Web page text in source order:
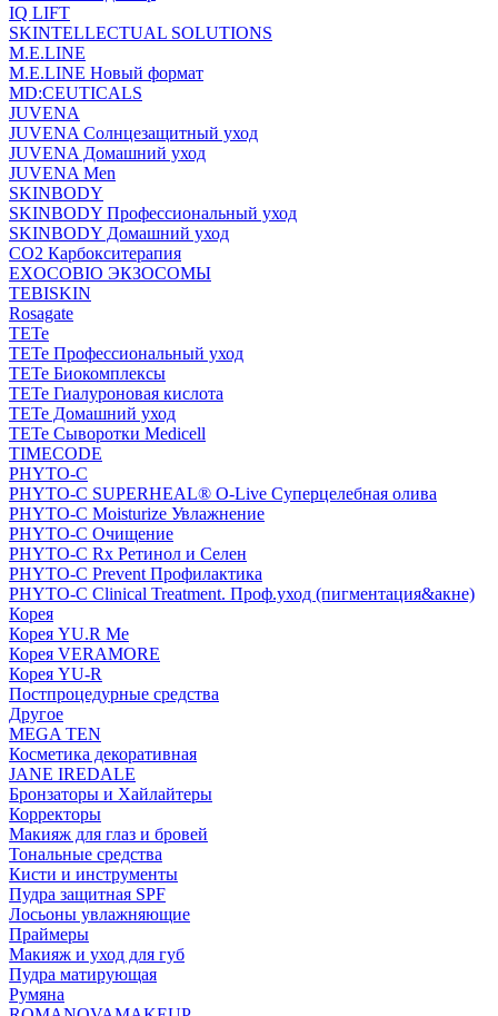
IQ LIFT
SKINTELLECTUAL SOLUTIONS
M.E.LINE
M.E.LINE Новый формат
MD:CEUTICALS
JUVENA
JUVENA Солнцезащитный уход
JUVENA Домашний уход
JUVENA Men
SKINBODY
SKINBODY Профессиональный уход
SKINBODY Домашний уход
CO2 Карбокситерапия
EXOCOBIO ЭКЗОСОМЫ
TEBISKIN
Rosagate
TETe
TETe Профессиональный уход
TETe Биокомплексы
TETe Гиалуроновая кислота
TETe Домашний уход
TETe Сыворотки Medicell
TIMECODE
PHYTO-C
PHYTO-C SUPERHEAL® O-Live Суперцелебная олива
PHYTO-C Moisturize Увлажнение
PHYTO-C Очищение
PHYTO-C Rx Ретинол и Селен
PHYTO-C Prevent Профилактика
PHYTO-C Clinical Treatment. Проф.уход (пигментация&акне)
Корея
Корея YU.R Me
Корея VERAMORE
Корея YU-R
Постпроцедурные средства
Другое
MEGA TEN
Косметика декоративная
JANE IREDALE
Бронзаторы и Хайлайтеры
Корректоры
Макияж для глаз и бровей
Тональные средства
Кисти и инструменты
Пудра защитная SPF
Лосьоны увлажняющие
Праймеры
Макияж и уход для губ
Пудра матирующая
Румяна